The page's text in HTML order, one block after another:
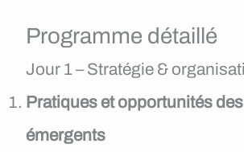
Programme détaillé
Jour 1 – Stratégie &
Pratiques et opportunités
émergents